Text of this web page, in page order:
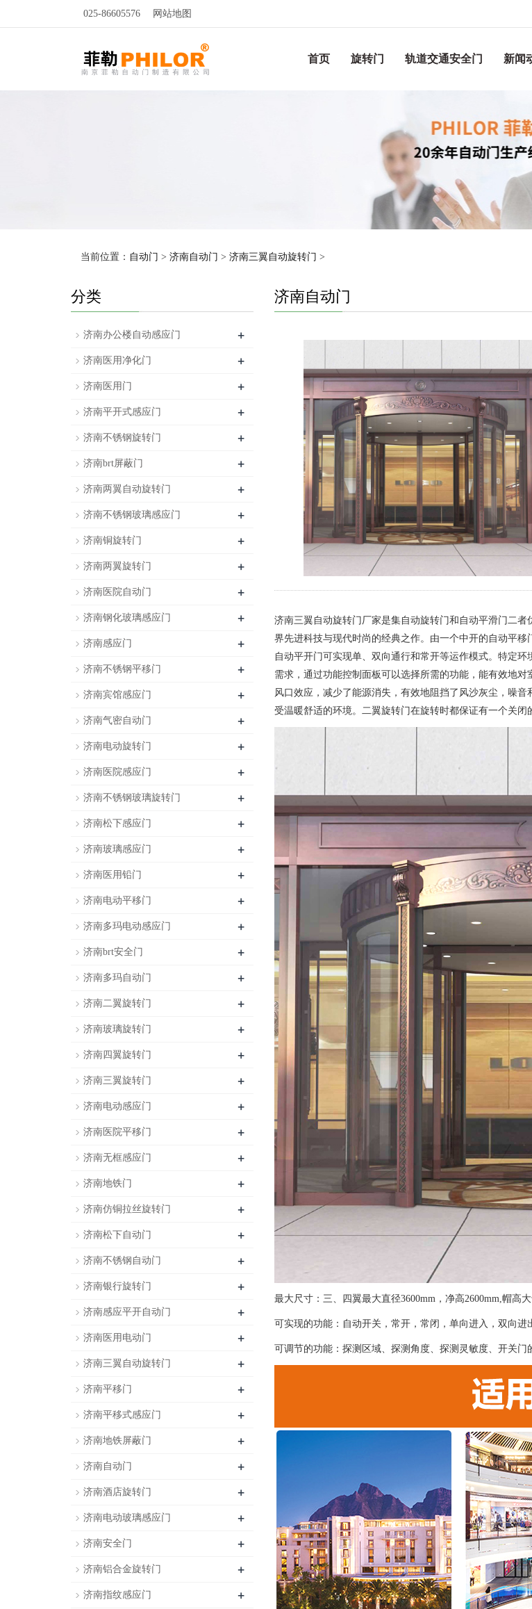
025-86605576 网站地图
首页 旋转门 轨道交通安全门 新闻
当前位置： 自动门 > 济南自动门 > 济南三翼自动旋转门 >
济南自动门
济南三翼自动旋转门厂家是集自动旋转门和自动平滑门二
界先进科技与现代时尚的经典之作。由一个中开的自动平
自动平开门可实现单、双向通行和常开等运作模式。特定
需求，通过功能控制面板可以选择所需的功能，能有效地
风口效应，减少了能源消失，有效地阻挡了风沙灰尘，噪
受温暖舒适的环境。二翼旋转门在旋转时都保证有一个关
最大尺寸：三、四翼最大直径3600mm，净高2600mm,帽高
可实现的功能：自动开关，常开，常闭，单向进入，双向
可调节的功能：探测区域、探测角度、探测灵敏度、开关门
分类
济南办公楼自动感应门 +
济南医用净化门 +
济南医用门 +
济南平开式感应门 +
济南不锈钢旋转门 +
济南brt屏蔽门 +
济南两翼自动旋转门 +
济南不锈钢玻璃感应门 +
济南铜旋转门 +
济南两翼旋转门 +
济南医院自动门 +
济南钢化玻璃感应门 +
济南感应门 +
济南不锈钢平移门 +
济南宾馆感应门 +
济南气密自动门 +
济南电动旋转门 +
济南医院感应门 +
济南不锈钢玻璃旋转门 +
济南松下感应门 +
济南玻璃感应门 +
济南医用铅门 +
济南电动平移门 +
济南多玛电动感应门 +
济南brt安全门 +
济南多玛自动门 +
济南二翼旋转门 +
济南玻璃旋转门 +
济南四翼旋转门 +
济南三翼旋转门 +
济南电动感应门 +
济南医院平移门 +
济南无框感应门 +
济南地铁门 +
济南仿铜拉丝旋转门 +
济南松下自动门 +
济南不锈钢自动门 +
济南银行旋转门 +
济南感应平开自动门 +
济南医用电动门 +
济南三翼自动旋转门 +
济南平移门 +
济南平移式感应门 +
济南地铁屏蔽门 +
济南自动门 +
济南酒店旋转门 +
济南电动玻璃感应门 +
济南安全门 +
济南铝合金旋转门 +
济南指纹感应门 +